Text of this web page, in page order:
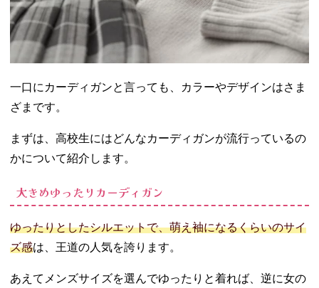
で買う？
−
WEGO（ウ
ィゴー）
SPINNS（ス
ピンズ）
HONEYS（
ハニーズ）
ング）
−
SHEIN（シ
ーイン）
SHOPLIST
一口にカーディガンと言っても、カラーやデザインはさま
ざまです。
まずは、高校生にはどんなカーディガンが流行っているの
かについて紹介します。
大きめゆったりカーディガン
ゆったりとしたシルエットで、萌え袖になるくらいのサイ
ズ感は、王道の人気を誇ります。
あえてメンズサイズを選んでゆったりと着れば、逆に女の